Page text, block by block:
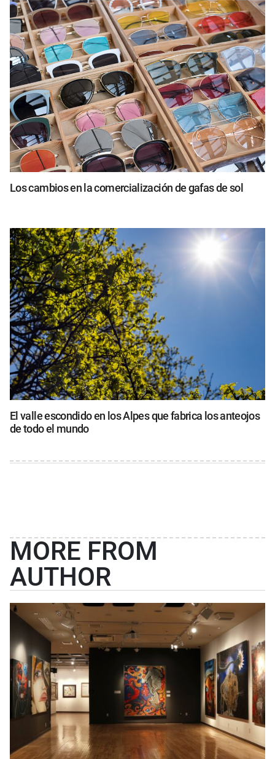
Los cambios en la comercialización de gafas de sol
El valle escondido en los Alpes que fabrica los anteojos
de todo el mundo
MORE FROM
AUTHOR